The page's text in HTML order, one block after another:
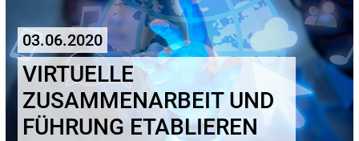
03.06.2020
VIRTUELLE
ZUSAMMENARBEIT UND
FÜHRUNG ETABLIEREN